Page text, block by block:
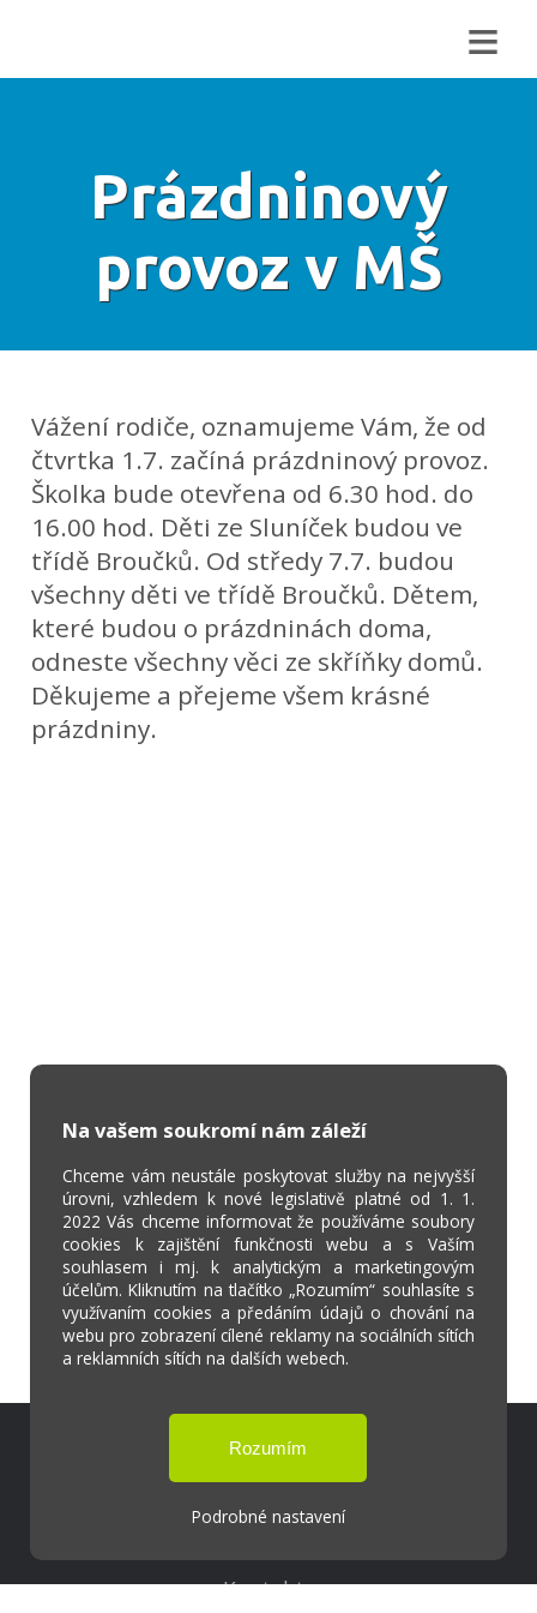
≡
Prázdninový
provoz v MŠ
Vážení rodiče, oznamujeme Vám, že od
čtvrtka 1.7. začíná prázdninový provoz.
Školka bude otevřena od 6.30 hod. do
16.00 hod. Děti ze Sluníček budou ve
třídě Broučků. Od středy 7.7. budou
všechny děti ve třídě Broučků. Dětem,
které budou o prázdninách doma,
odneste všechny věci ze skříňky domů.
Děkujeme a přejeme všem krásné
prázdniny.
Na vašem soukromí nám záleží
Chceme vám neustále poskytovat služby na nejvyšší
úrovni, vzhledem k nové legislativě platné od 1. 1.
2022 Vás chceme informovat že používáme soubory
cookies k zajištění funkčnosti webu a s Vaším
souhlasem i mj. k analytickým a marketingovým
účelům. Kliknutím na tlačítko „Rozumím“ souhlasíte s
využívaním cookies a předáním údajů o chování na
webu pro zobrazení cílené reklamy na sociálních sítích
a reklamních sítích na dalších webech.
Podrobné nastavení
Škola Online
Strava.cz
Kontakty